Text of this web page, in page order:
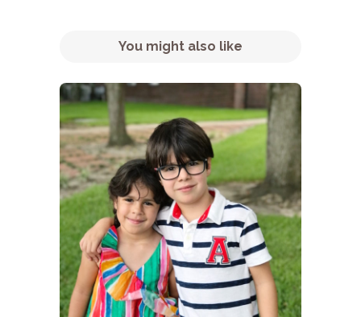
You might also like